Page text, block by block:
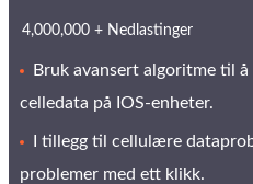
4,000,000 + Nedlastinger
Bruk avansert algoritme til
celledata på IOS-enheter.
I tillegg til cellulære
problemer med ett klikk.